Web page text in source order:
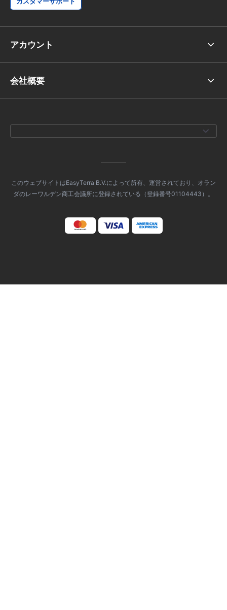
アカウント
会社概要
このウェブサイトはEasyTerra B.V.によって所有、運営されており、オラン
ダのレーワルデン商工会議所に登録されている（登録番号01104443）。